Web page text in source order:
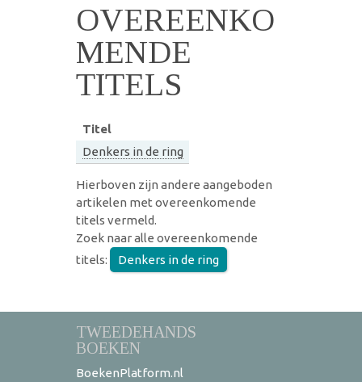
OVEREENKO
MENDE
TITELS
Titel
Denkers in de ring
Hierboven zijn andere aangeboden
artikelen met overeenkomende
titels vermeld.
Zoek naar alle overeenkomende
titels:
Denkers in de ring
TWEEDEHANDS
BOEKEN
BoekenPlatform.nl